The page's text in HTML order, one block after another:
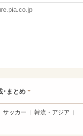
･まとめ
サッカー
韓流・アジア